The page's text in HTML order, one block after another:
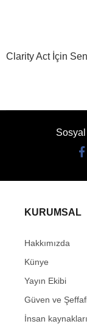
Clarity Act İçin
Sosyal
KURUMSAL
Hakkımızda
Künye
Yayın Ekibi
Güven ve
İnsan kaynakları